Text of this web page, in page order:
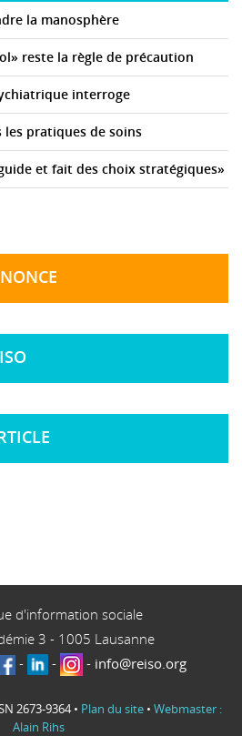
la manosphère
reste la règle de précaution
interroge
les pratiques de soins
et fait des choix stratégiques»
d'information sociale
3 - 1005 Lausanne
- - - info@reiso.org
2673-9364 • Plan du site • Webmaster :
Alain Rihs